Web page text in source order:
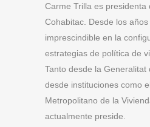
Carme Trilla es presidenta
Cohabitac. Desde los
imprescindible en la
estrategias de política de
Tanto desde la Generalitat
desde instituciones como
Metropolitano de la
actualmente preside.